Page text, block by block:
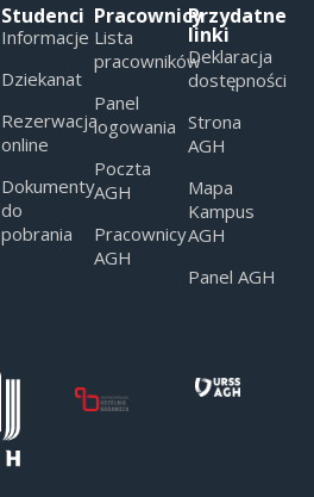
Studenci
Informacje
Dziekanat
Rezerwacja
online
Dokumenty
do
pobrania
Pracownicy
Lista
pracowników
Panel
logowania
Poczta
AGH
Pracownicy
AGH
Przydatne
linki
Deklaracja
dostępności
Strona
AGH
Mapa
Kampus
AGH
Panel AGH